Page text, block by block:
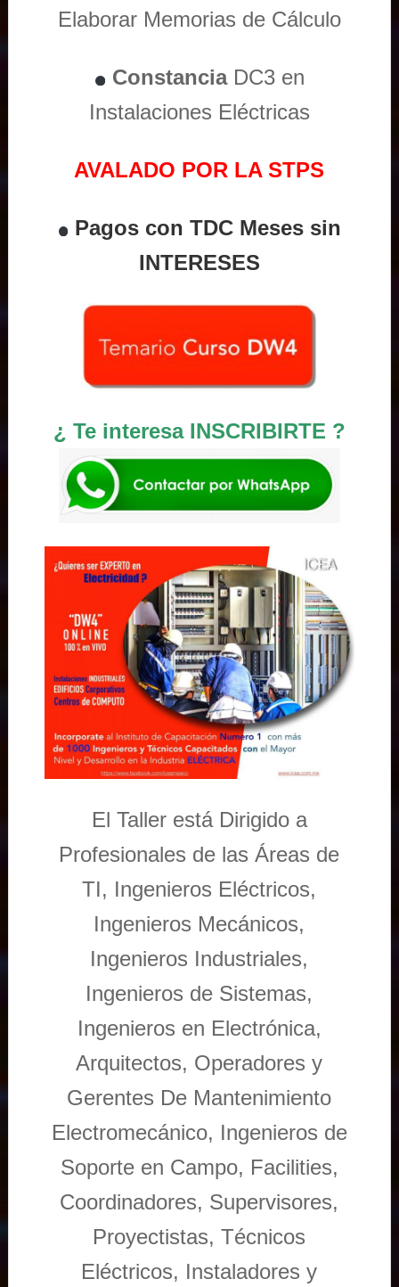
Elaborar Memorias de Cálculo
ConstanciaDC3 en
Instalaciones Eléctricas
AVALADO POR LA STPS
Pagos con TDC Meses sin
INTERESES
¿ Te interesa INSCRIBIRTE ?
El Taller está Dirigido a
Profesionales de las Áreas de
TI, Ingenieros Eléctricos,
Ingenieros Mecánicos,
Ingenieros Industriales,
Ingenieros de Sistemas,
Ingenieros en Electrónica,
Arquitectos, Operadores y
Gerentes De Mantenimiento
Electromecánico, Ingenieros de
Soporte en Campo, Facilities,
Coordinadores, Supervisores,
Proyectistas, Técnicos
Eléctricos, Instaladores y